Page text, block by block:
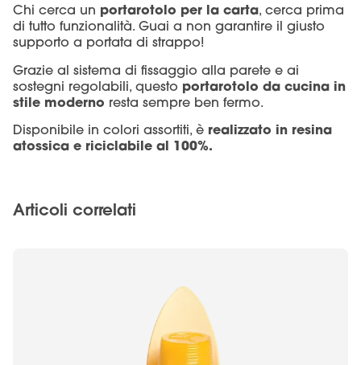
Chi cerca un portarotolo per la carta, cerca prima
di tutto funzionalità. Guai a non garantire il giusto
supporto a portata di strappo!
Grazie al sistema di fissaggio alla parete e ai
sostegni regolabili, questo portarotolo da cucina in
stile moderno resta sempre ben fermo.
Disponibile in colori assortiti, è realizzato in resina
atossica e riciclabile al 100%.
Articoli correlati